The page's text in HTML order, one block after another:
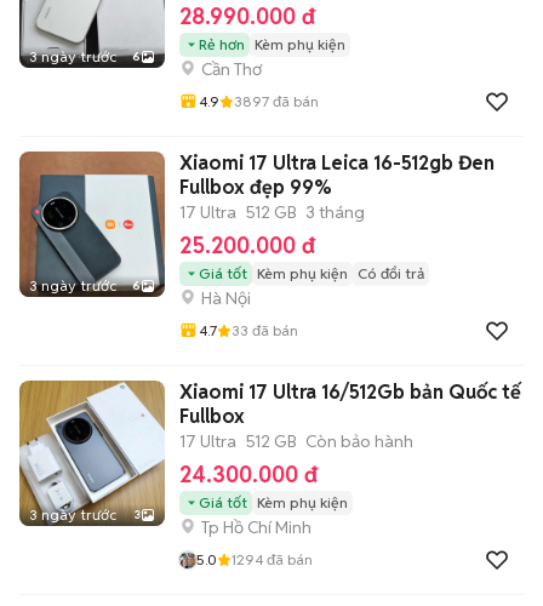
3 ngày trước 6
28.990.000 đ
Rẻ hơn Kèm phụ kiện
Cần Thơ
4.9 3897 đã bán
3 ngày trước 6
Xiaomi 17 Ultra Leica 16-512gb Đen
Fullbox đẹp 99%
17 Ultra 512 GB 3 tháng
25.200.000 đ
Giá tốt Kèm phụ kiện Có đổi trả
Hà Nội
4.7 33 đã bán
3 ngày trước 3
Xiaomi 17 Ultra 16/512Gb bản Quốc tế
Fullbox
17 Ultra 512 GB Còn bảo hành
24.300.000 đ
Giá tốt Kèm phụ kiện
Tp Hồ Chí Minh
5.0 1294 đã bán